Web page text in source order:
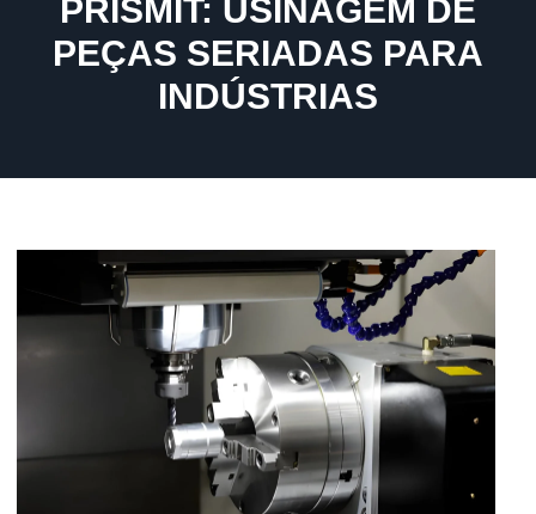
PRISMIT: USINAGEM DE
PEÇAS SERIADAS PARA
INDÚSTRIAS